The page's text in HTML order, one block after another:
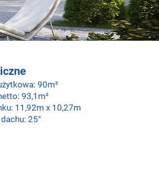
90m²
93,1m²
11,92m x 10,27m
25°